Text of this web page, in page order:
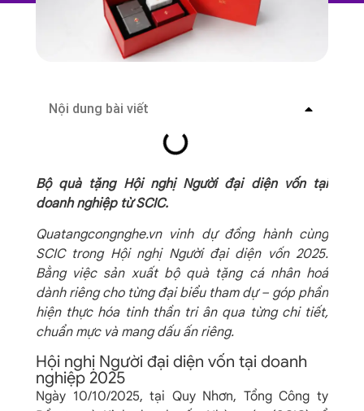
Bộ quà tặng Hội nghị Người đại diện vốn tại
doanh nghiệp từ SCIC.
Quatangcongnghe.vn vinh dự đồng hành cùng
SCIC trong Hội nghị Người đại diện vốn 2025.
Bằng việc sản xuất bộ quà tặng cá nhân hoá
dành riêng cho từng đại biểu tham dự – góp phần
hiện thực hóa tinh thần tri ân qua từng chi tiết,
chuẩn mực và mang dấu ấn riêng.
Hội nghị Người đại diện vốn tại doanh
nghiệp 2025
Ngày 10/10/2025, tại Quy Nhơn, Tổng Công ty
Nội dung bài viết